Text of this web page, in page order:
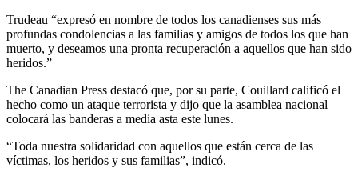
Trudeau “expresó en nombre de todos los canadienses sus más
profundas condolencias a las familias y amigos de todos los que han
muerto, y deseamos una pronta recuperación a aquellos que han sido
heridos.”
The Canadian Press destacó que, por su parte, Couillard calificó el
hecho como un ataque terrorista y dijo que la asamblea nacional
colocará las banderas a media asta este lunes.
“Toda nuestra solidaridad con aquellos que están cerca de las
víctimas, los heridos y sus familias”, indicó.